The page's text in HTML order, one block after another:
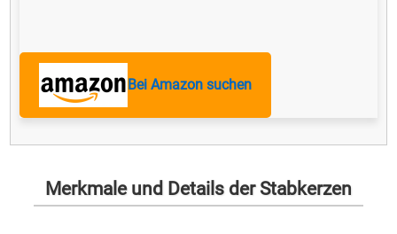
Bei Amazon suchen
Merkmale und Details der Stabkerzen